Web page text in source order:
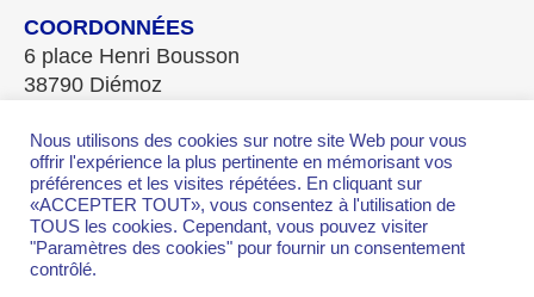
COORDONNÉES
6 place Henri Bousson
38790 Diémoz
Fax 04.78.96.28.84
mairie-diemoz@wanadoo.fr
Nous utilisons des cookies sur notre site Web pour vous
offrir l'expérience la plus pertinente en mémorisant vos
préférences et les visites répétées. En cliquant sur
«ACCEPTER TOUT», vous consentez à l'utilisation de
TOUS les cookies. Cependant, vous pouvez visiter
"Paramètres des cookies" pour fournir un consentement
contrôlé.